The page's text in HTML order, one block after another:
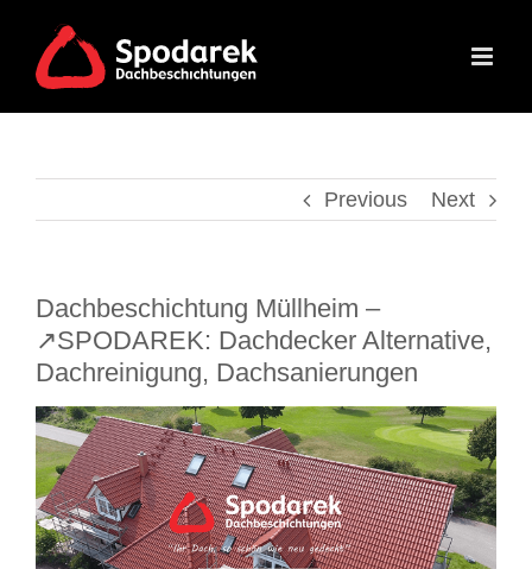
content
Previous Next
Dachbeschichtung Müllheim –
↗️SPODAREK: Dachdecker Alternative,
Dachreinigung, Dachsanierungen